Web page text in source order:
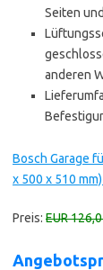
Seiten
anderen
Bosch Garage
x 500 x 510
Preis: EUR